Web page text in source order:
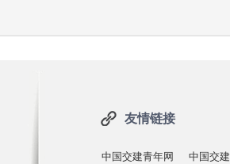
友情链接
中国交建青年网 中国交建